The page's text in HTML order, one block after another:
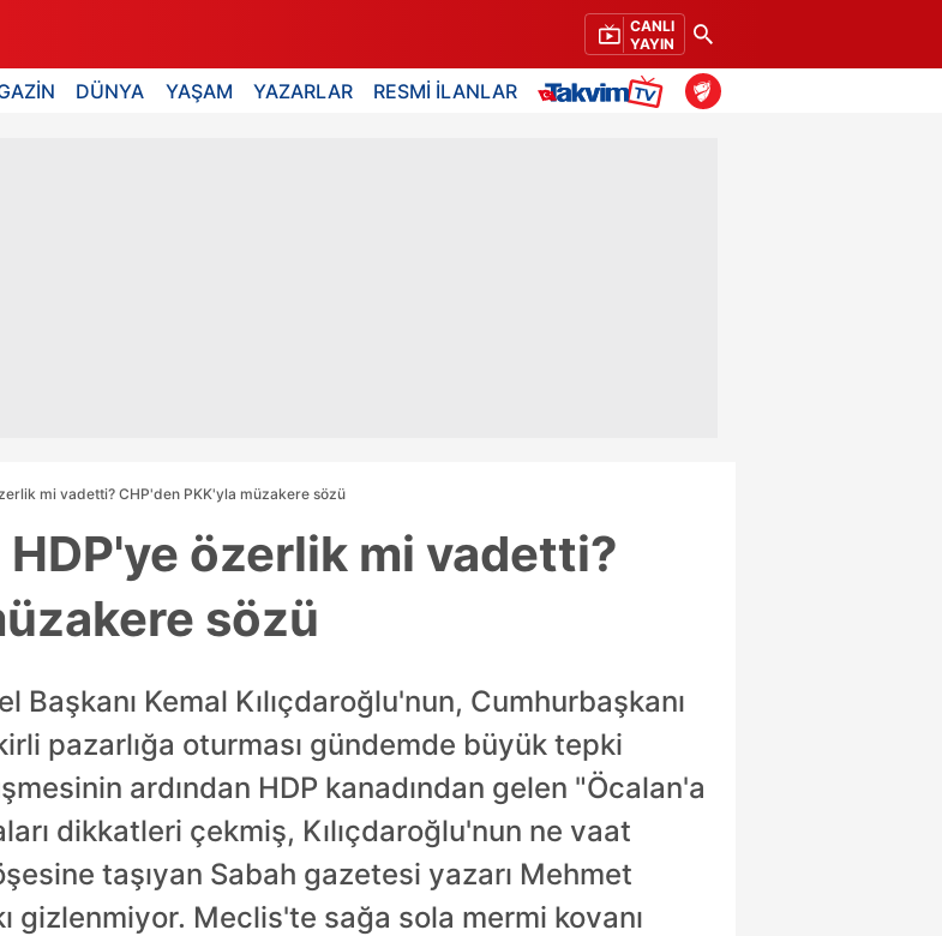
CANLI
YAYIN
DÜNYA YAŞAM YAZARLAR RESMİ İLANLAR
mi vadetti? CHP'den PKK'yla müzakere sözü
HDP'ye özerlik mi vadetti?
sözü
Başkanı Kemal Kılıçdaroğlu'nun, Cumhurbaşkanı
pazarlığa oturması gündemde büyük tepki
ardından HDP kanadından gelen "Öcalan'a
dikkatleri çekmiş, Kılıçdaroğlu'nun ne vaat
taşıyan Sabah gazetesi yazarı Mehmet
gizlenmiyor. Meclis'te sağa sola mermi kovanı